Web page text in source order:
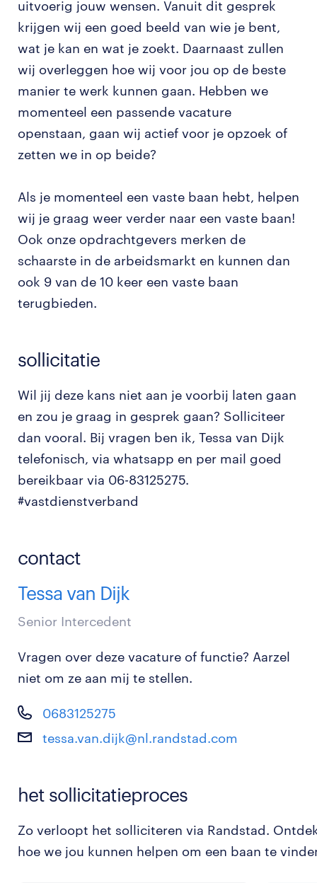
uitvoerig jouw wensen. Vanuit dit gesprek
krijgen wij een goed beeld van wie je bent,
wat je kan en wat je zoekt. Daarnaast zullen
wij overleggen hoe wij voor jou op de beste
manier te werk kunnen gaan. Hebben we
momenteel een passende vacature
openstaan, gaan wij actief voor je opzoek of
zetten we in op beide?
Als je momenteel een vaste baan hebt, helpen
wij je graag weer verder naar een vaste baan!
Ook onze opdrachtgevers merken de
schaarste in de arbeidsmarkt en kunnen dan
ook 9 van de 10 keer een vaste baan
terugbieden.
sollicitatie
Wil jij deze kans niet aan je voorbij laten gaan
en zou je graag in gesprek gaan? Solliciteer
dan vooral. Bij vragen ben ik, Tessa van Dijk
telefonisch, via whatsapp en per mail goed
bereikbaar via 06-83125275.
#vastdienstverband
contact
Tessa van Dijk
Senior Intercedent
Vragen over deze vacature of functie? Aarzel
niet om ze aan mij te stellen.
0683125275
tessa.van.dijk@nl.randstad.com
het sollicitatieproces
Zo verloopt het solliciteren via Randstad.
hoe we jou kunnen helpen om een baan te